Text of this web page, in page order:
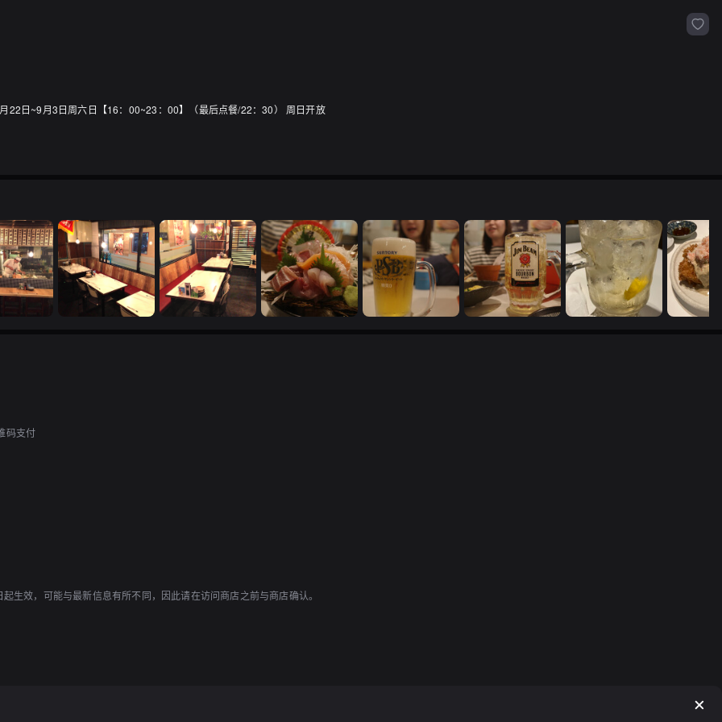
日~9月3日周六日【16：00~23：00】（最后点餐/22：30） 周日开放
码支付
效，可能与最新信息有所不同，因此请在访问商店之前与商店确认。